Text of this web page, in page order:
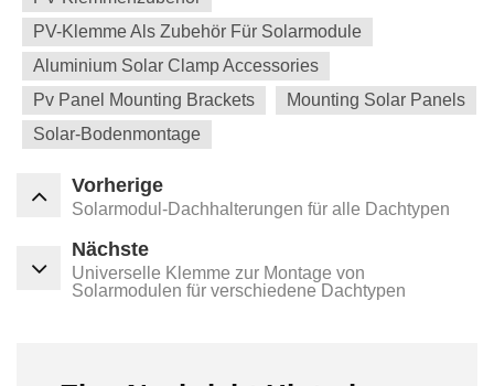
PV-Klemme Als Zubehör Für Solarmodule
Aluminium Solar Clamp Accessories
Pv Panel Mounting Brackets
Mounting Solar Panels
Solar-Bodenmontage
Vorherige
Solarmodul-Dachhalterungen für alle Dachtypen
Nächste
Universelle Klemme zur Montage von
Solarmodulen für verschiedene Dachtypen